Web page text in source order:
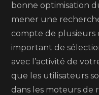
bonne optimisation
mener une
compte de plusieurs
important de
avec l’activité de
que les utilisateurs
dans les moteurs de